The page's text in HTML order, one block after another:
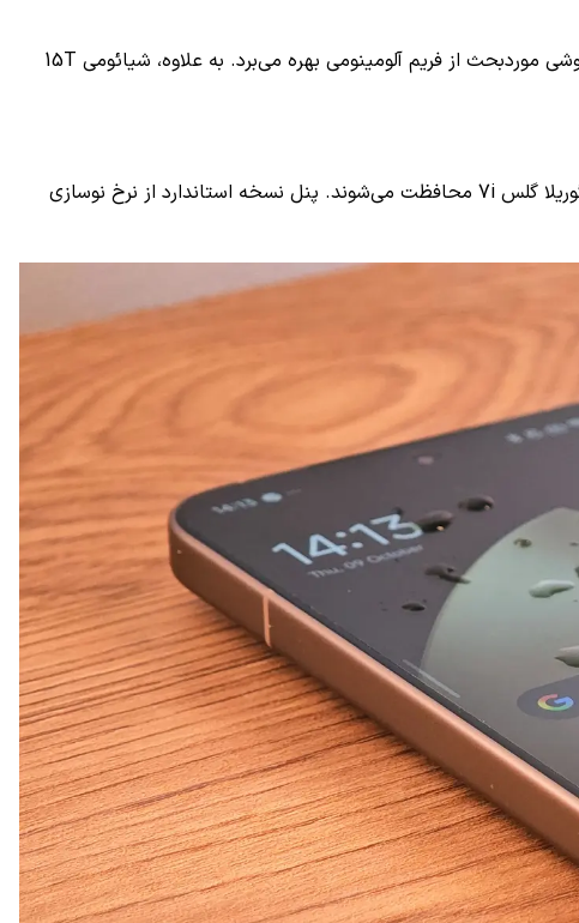
با این وجود، مدل پرو نسل جدید سری T کیفیت ساخت بالاتری دارد؛ برخلاف نسخه استاندارد که از فریم پلاستیکی برخوردار است، گوشی موردبحث از فریم آلومینومی بهره می‌برد. به علاوه، شیائومی 15T
دو مدل 15T و 15T پرو به نمایشگر ۶٫۸۳ اینچی امولد مجهز هستند که از رزولوشن تصویر 1.5K پشتیبانی می‌کنند و توسط پوشش گوریلا گلس 7i محافظت می‌شوند. پنل نسخه استاندارد از نرخ نوسازی